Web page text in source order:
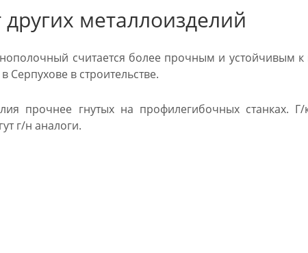
металлоизделий
считается более прочным и устойчивым
Серпухове в строительстве.
прочнее гнутых на профилегибочных станках.
г/н аналоги.